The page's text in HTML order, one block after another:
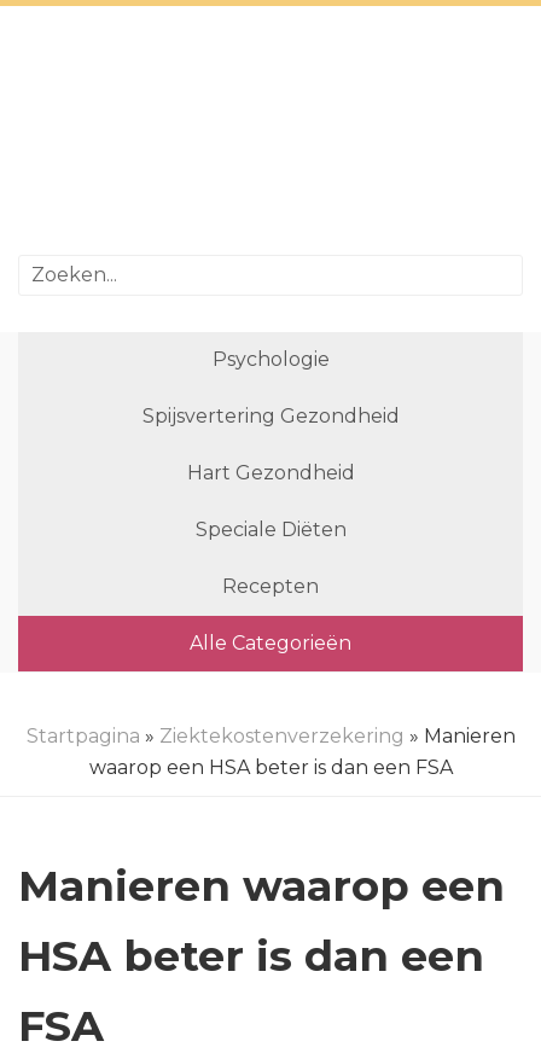
Psychologie
Spijsvertering Gezondheid
Hart Gezondheid
Speciale Diëten
Recepten
Alle Categorieën
Startpagina » Ziektekostenverzekering » Manieren
waarop een HSA beter is dan een FSA
Manieren waarop een
HSA beter is dan een
FSA